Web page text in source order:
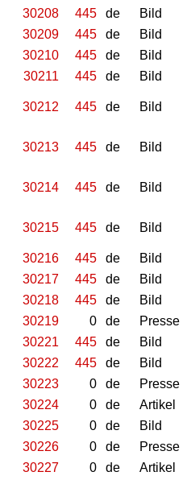
30208
445 de Bild
30209
445 de Bild
30210
445 de Bild
30211
445 de Bild
30212 445 de Bild
30213 445 de Bild
30214 445 de Bild
30215 445 de Bild
30216
445 de Bild
30217
445 de Bild
30218
445 de Bild
30219
0 de Presse
30221
445 de Bild
30222
445 de Bild
30223
0 de Presse
30224
0 de Artikel
30225
0 de Bild
30226
0 de Presse
30227
0 de Artikel